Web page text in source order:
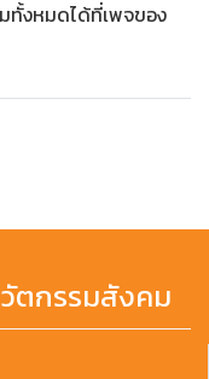
ทั้งหมดได้ที่เพจของ
ตกรรมสังคม